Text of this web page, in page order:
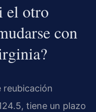
el otro
con
reubicación
tiene un plazo